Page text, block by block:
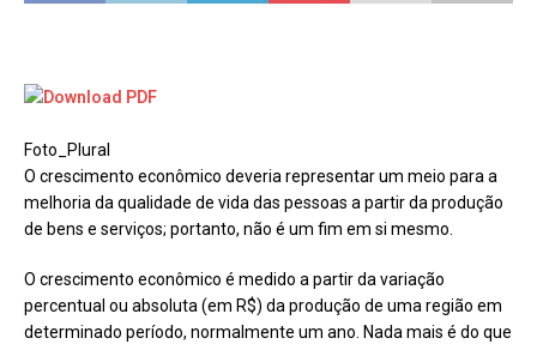
Foto_Plural
O crescimento econômico deveria representar um meio para a
melhoria da qualidade de vida das pessoas a partir da produção
de bens e serviços; portanto, não é um fim em si mesmo.
O crescimento econômico é medido a partir da variação
percentual ou absoluta (em R$) da produção de uma região em
determinado período, normalmente um ano. Nada mais é do que